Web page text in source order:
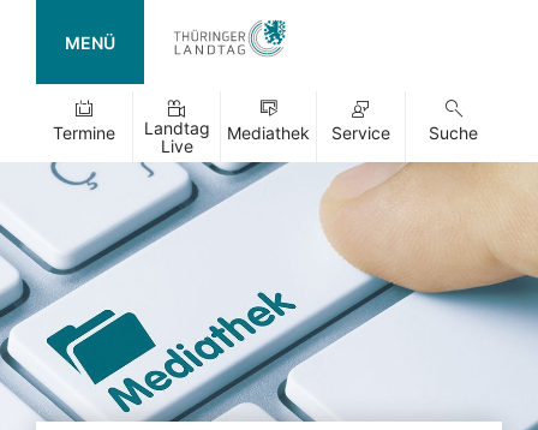
MENÜ
Termine
Landtag
Live
Mediathek Service Suche